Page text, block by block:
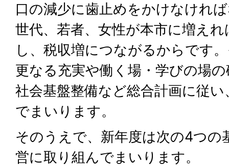
口の減少に歯止めをかけなけれ
世代、若者、女性が本市に増え
し、税収増につながるからです
更なる充実や働く場・学びの場
社会基盤整備など総合計画に従
でまいります。
そのうえで、新年度は次の4つの
営に取り組んでまいります。